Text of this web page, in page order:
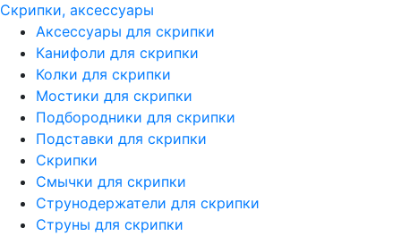
Скрипки, аксессуары
Аксессуары для скрипки
Канифоли для скрипки
Колки для скрипки
Мостики для скрипки
Подбородники для скрипки
Подставки для скрипки
Скрипки
Смычки для скрипки
Струнодержатели для скрипки
Струны для скрипки